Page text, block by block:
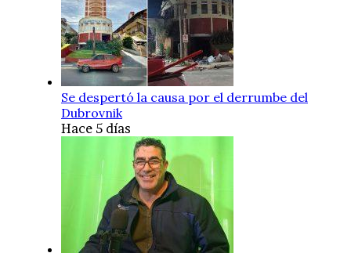
Se despertó la causa por el derrumbe del
Dubrovnik
Hace 5 días